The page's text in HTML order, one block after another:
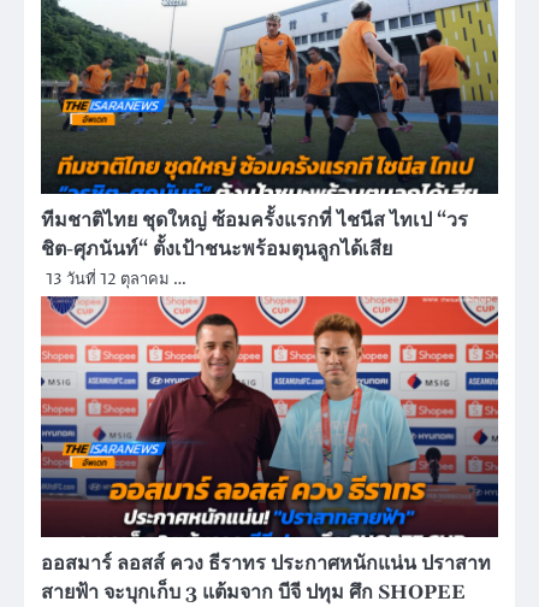
ทีมชาติไทย ชุดใหญ่ ซ้อมครั้งแรกที่ ไชนีส ไทเป “วร
ชิต-ศุภนันท์“ ตั้งเป้าชนะพร้อมตุนลูกได้เสีย
13 วันที่ 12 ตุลาคม …
ออสมาร์ ลอสส์ ควง ธีราทร ประกาศหนักแน่น ปราสาท
สายฟ้า จะบุกเก็บ 3 แต้มจาก บีจี ปทุม ศึก SHOPEE